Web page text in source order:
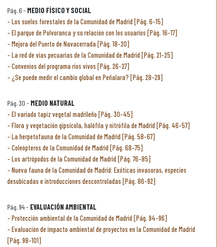
Pág. 6 - MEDIO FÍSICO Y SOCIAL
Los suelos forestales de la Comunidad de Madrid [Pág. 6-15]
El parque de Polvoranca y su relación con los usuarios [Pág. 16-17]
Mejora del Puerto de Navacerrada [Pág. 18-20]
La red de vías pecuarias de la Comunidad de Madrid [Pág. 21-25]
Convenios del programa ríos vivos [Pág. 26-27]
¿Se puede medir el cambio global en Peñalara? [Pág. 28-29]
Pág. 30 - MEDIO NATURAL
El variado tapiz vegetal madrileño [Pág. 30-45]
Flora y vegetación gipsícola, halófila y nitrófila de Madrid [Pág. 46-57]
La herpetofauna de la Comunidad de Madrid [Pág. 58-67]
Coleópteros de la Comunidad de Madrid [Pág. 68-75]
Los artrópodos de la Comunidad de Madrid [Pág. 76-85]
Nueva fauna de la Comunidad de Madrid: Exóticas invasoras, especies
desubicadas e introducciones descontroladas [Pág. 86-92]
Pág. 94 - EVALUACIÓN AMBIENTAL
Protección ambiental de la Comunidad de Madrid [Pág. 94-96]
Evaluación de impacto ambiental de proyectos en la Comunidad de Madrid
[Pág. 98-101]